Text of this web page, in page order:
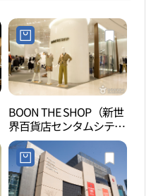
BOON THE SHOP（新世
界百貨店センタムシティ
店）（분더샵（신세계백
화점 센텀시티점）